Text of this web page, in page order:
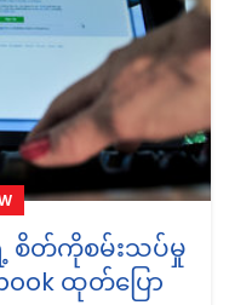
စိတ်ကိုစမ်းသပ်မှု
ထုတ်ပြော